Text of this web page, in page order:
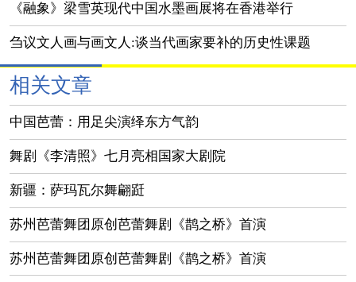
《融象》梁雪英现代中国水墨画展将在香港举行
刍议文人画与画文人:谈当代画家要补的历史性课题
相关文章
中国芭蕾：用足尖演绎东方气韵
舞剧《李清照》七月亮相国家大剧院
新疆：萨玛瓦尔舞翩跹
苏州芭蕾舞团原创芭蕾舞剧《鹊之桥》首演
苏州芭蕾舞团原创芭蕾舞剧《鹊之桥》首演